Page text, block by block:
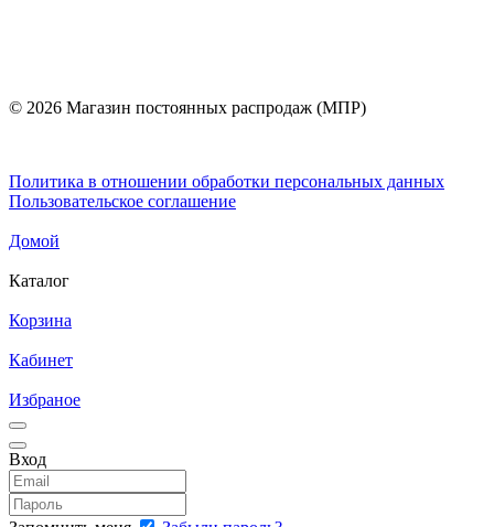
© 2026 Магазин постоянных распродаж (МПР)
Политика в отношении обработки персональных данных
Пользовательское соглашение
Домой
Каталог
Корзина
Кабинет
Избраное
Вход